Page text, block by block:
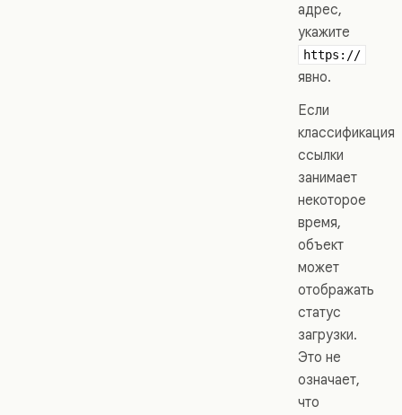
адрес,
укажите
https://
явно.
Если
классификация
ссылки
занимает
некоторое
время,
объект
может
отображать
статус
загрузки.
Это не
означает,
что